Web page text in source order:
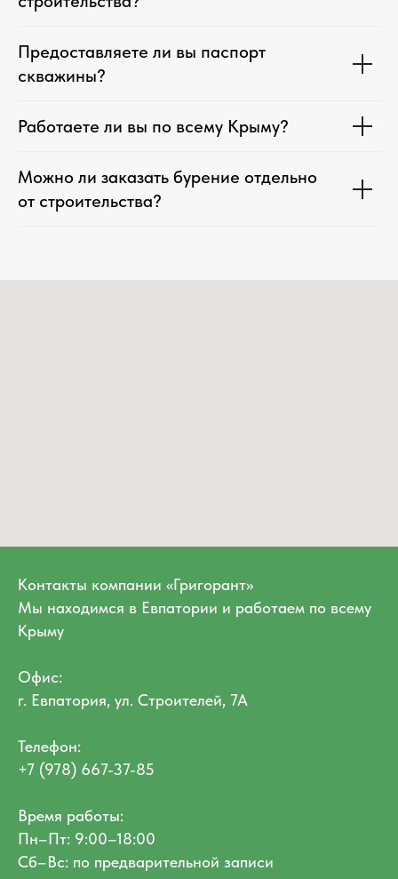
Предоставляете ли вы паспорт
скважины?
Работаете ли вы по всему Крыму?
Можно ли заказать бурение отдельно
от строительства?
Контакты компании «Григорант»
Мы находимся в Евпатории и работаем по всему
Крыму
Офис:
г. Евпатория, ул. Строителей, 7А
Телефон:
+7 (978) 667-37-85
Время работы:
Пн–Пт: 9:00–18:00
Сб–Вс: по предварительной записи